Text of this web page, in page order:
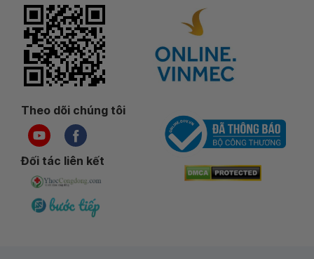
Theo dõi chúng tôi
Đối tác liên kết